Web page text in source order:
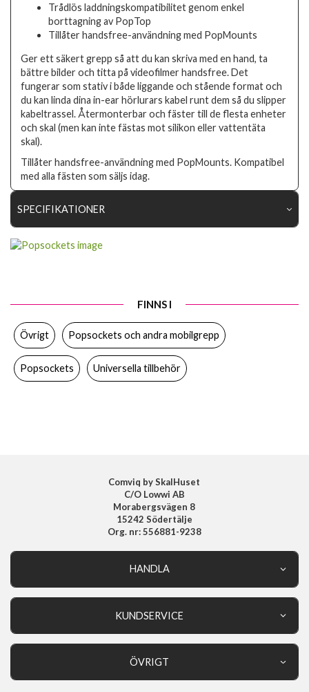
Trådlös laddningskompatibilitet genom enkel
borttagning av PopTop
Tillåter handsfree-användning med PopMounts
Ger ett säkert grepp så att du kan skriva med en hand, ta
bättre bilder och titta på videofilmer handsfree. Det
fungerar som stativ i både liggande och stående format och
du kan linda dina in-ear hörlurars kabel runt dem så du slipper
kabeltrassel. Återmonterbar och fäster till de flesta enheter
och skal (men kan inte fästas mot silikon eller vattentäta
skal).
Tillåter handsfree-användning med PopMounts. Kompatibel
med alla fästen som säljs idag.
SPECIFIKATIONER
Material
Varumärke
Tillverkarens art nr
FINNS I
Övrigt Popsockets och andra mobilgrepp
Popsockets Universella tillbehör
Comviq by SkalHuset
C/O Lowwi AB
Morabergsvägen 8
15242 Södertälje
Org. nr: 556881-9238
HANDLA
KUNDSERVICE
ÖVRIGT